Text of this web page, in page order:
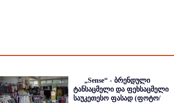
„Sense“ - ბრენდული
ტანსაცმელი და ფეხსაცმელი
საუკეთესო ფასად (ფოტო/